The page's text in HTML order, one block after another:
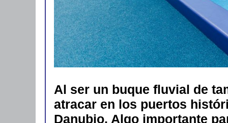
Al ser un buque fluvial de
atracar en los puertos
Danubio. Algo importante